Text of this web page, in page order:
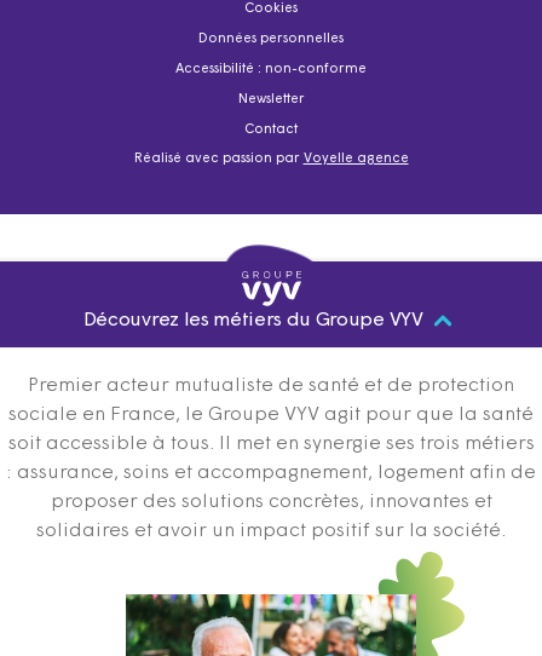
Cookies
Données personnelles
Accessibilité : non-conforme
Newsletter
Contact
Réalisé avec passion par Voyelle agence
Découvrez les métiers du Groupe VYV
Premier acteur mutualiste de santé et de protection
sociale en France, le Groupe VYV agit pour que la santé
soit accessible à tous. Il met en synergie ses trois métiers
: assurance, soins et accompagnement, logement afin de
proposer des solutions concrètes, innovantes et
solidaires et avoir un impact positif sur la société.